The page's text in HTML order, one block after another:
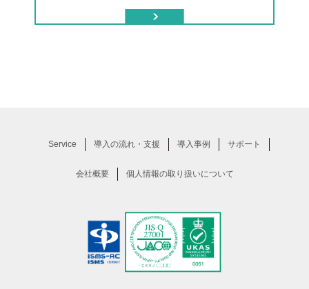
Service 導入の流れ・支援 導入事例 サポート
会社概要 個人情報の取り扱いについて